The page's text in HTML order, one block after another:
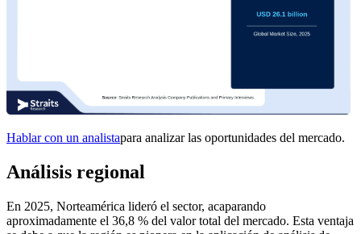
Hablar con un analistapara analizar las oportunidades del mercado.
Análisis regional
En 2025, Norteamérica lideró el sector, acaparando
aproximadamente el 36,8 % del valor total del mercado. Esta ventaja